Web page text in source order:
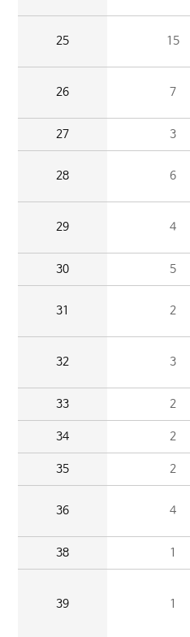
25 15
26 7
27 3
28 6
29 4
30 5
31 2
32 3
33 2
34 2
35 2
36 4
38 1
39 1